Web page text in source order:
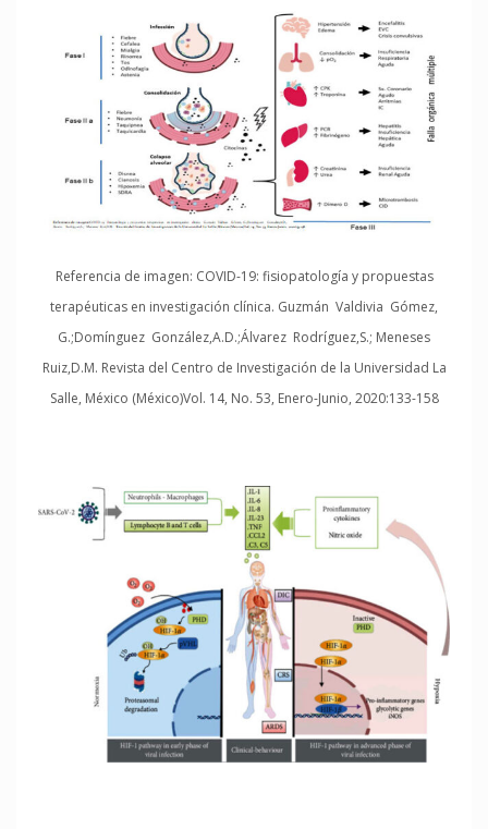
Referencia de imagen: COVID-19: fisiopatología y propuestas
terapéuticas en investigación clínica. Guzmán Valdivia Gómez,
G.;Domínguez González,A.D.;Álvarez Rodríguez,S.; Meneses
Ruiz,D.M. Revista del Centro de Investigación de la Universidad La
Salle, México (México)Vol. 14, No. 53, Enero-Junio, 2020:133-158